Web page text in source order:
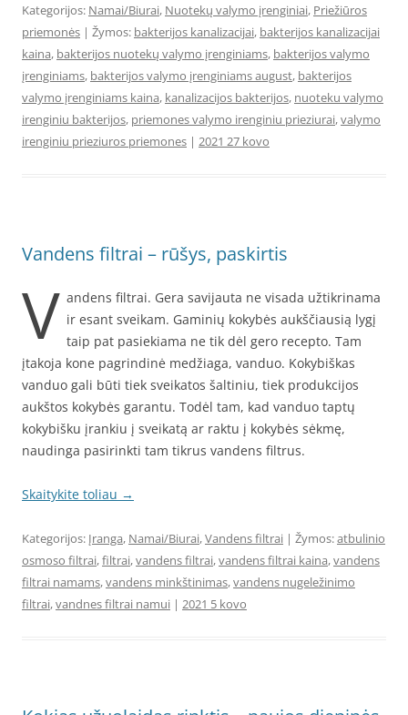
Kategorijos: Namai/Biurai, Nuotekų valymo įrenginiai, Priežiūros
priemonės | Žymos: bakterijos kanalizacijai, bakterijos kanalizacijai
kaina, bakterijos nuotekų valymo įrenginiams, bakterijos valymo
įrenginiams, bakterijos valymo įrenginiams august, bakterijos
valymo įrenginiams kaina, kanalizacijos bakterijos, nuoteku valymo
irenginiu bakterijos, priemones valymo irenginiu prieziurai,valymo
irenginiu prieziuros priemones | 2021 27 kovo
Vandens filtrai – rūšys, paskirtis
V andens filtrai. Gera savijauta ne visada užtikrinama
ir esant sveikam. Gaminių kokybės aukščiausią lygį
taip pat pasiekiama ne tik dėl gero recepto. Tam
įtakoja kone pagrindinė medžiaga, vanduo. Kokybiškas
vanduo gali būti tiek sveikatos šaltiniu, tiek produkcijos
aukštos kokybės garantu. Todėl tam, kad vanduo taptų
kokybišku įrankiu į sveikatą ar raktu į kokybės sėkmę,
naudinga pasirinkti tam tikrus vandens filtrus.
Skaitykite toliau →
Kategorijos: Įranga, Namai/Biurai,Vandens filtrai | Žymos:atbulinio
osmoso filtrai,filtrai,vandens filtrai,vandens filtrai kaina,vandens
filtrai namams,vandens minkštinimas,vandens nugeležinimo
filtrai,vandnes filtrai namui | 2021 5 kovo